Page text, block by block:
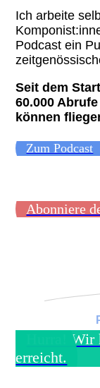
Ich arbeite
Podcast ein
Seit dem
60.000
können
Zum Podcast
Abonniere
Hurra!
erreicht.